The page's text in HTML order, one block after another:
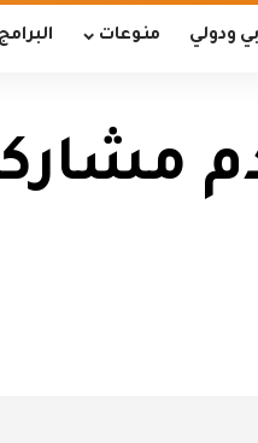
ودولي منوعات البرامج